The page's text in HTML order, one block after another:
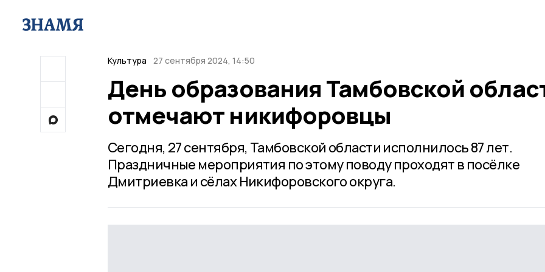
Культура 27 сентября 2024, 14:50
День образования Тамбовской
отмечают никифоровцы
Сегодня, 27 сентября, Тамбовской области исполнилось 87 лет.
Праздничные мероприятия по этому поводу проходят в посёлке
Дмитриевка и сёлах Никифоровского округа.